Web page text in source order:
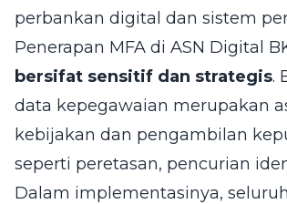
perbankan digital dan sistem
Penerapan MFA di ASN Digital
bersifat sensitif dan strategis.
data kepegawaian merupakan
kebijakan dan pengambilan
seperti peretasan, pencurian
Dalam implementasinya,